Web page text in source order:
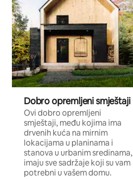
Dobro opremljeni smještaji
Ovi dobro opremljeni
smještaji, među kojima ima
drvenih kuća na mirnim
lokacijama u planinama i
stanova u urbanim sredinama,
imaju sve sadržaje koji su vam
potrebni u vašem domu.